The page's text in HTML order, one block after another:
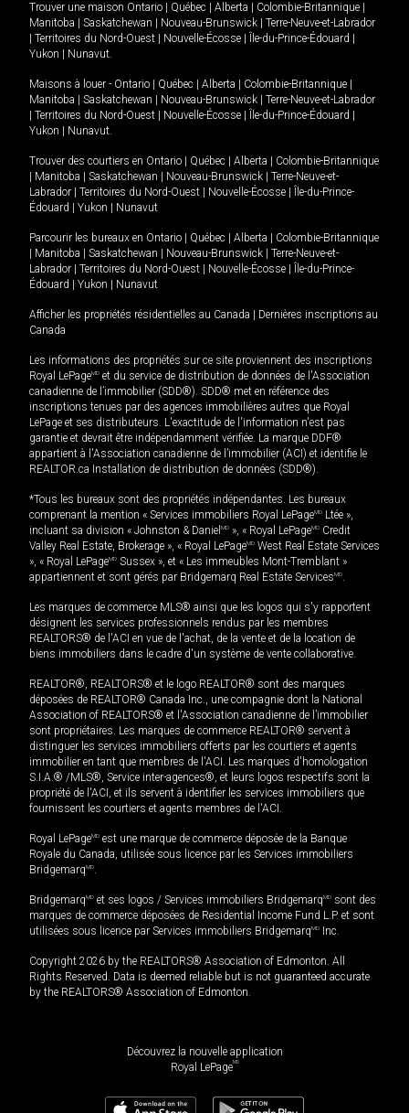
Trouver une maison Ontario Québec Alberta Colombie-Britannique
Manitoba
Saskatchewan Nouveau-Brunswick
Terre-Neuve-et-Labrador
Territoires du Nord-Ouest Nouvelle-Écosse Île-du-Prince-Édouard
Yukon
Nunavut.
Maisons à louer - Ontario Québec Alberta Colombie-Britannique
Manitoba
Saskatchewan Nouveau-Brunswick
Terre-Neuve-et-Labrador
Territoires du Nord-Ouest Nouvelle-Écosse Île-du-Prince-Édouard
Yukon
Nunavut.
Trouver des courtiers en Ontario Québec Alberta
Colombie-Britannique
Manitoba Saskatchewan Nouveau-Brunswick
Terre-Neuve-et-
Labrador
Territoires du Nord-Ouest Nouvelle-Écosse
Île-du-Prince-
Édouard
Yukon Nunavut
Parcourir les bureaux en Ontario Québec Alberta
Colombie-Britannique
Manitoba Saskatchewan Nouveau-Brunswick
Terre-Neuve-et-
Labrador
Territoires du Nord-Ouest Nouvelle-Écosse
Île-du-Prince-
Édouard
Yukon Nunavut
Afficher les propriétés résidentielles au Canada
Dernières inscriptions au
Canada
Les informations des propriétés sur ce site proviennent des inscriptions
Royal LePageMD et du service de distribution de données de l'Association
canadienne de l’immobilier (SDD®). SDD® met en référence des
inscriptions tenues par des agences immobilières autres que Royal
LePage et ses distributeurs. L'exactitude de l'information n'est pas
garantie et devrait être indépendamment vérifiée. La marque DDF®
appartient à l'Association canadienne de l’immobilier (ACI) et identifie le
REALTOR.ca Installation de distribution de données (SDD®).
*Tous les bureaux sont des propriétés indépendantes. Les bureaux
comprenant la mention « Services immobiliers Royal LePageMD Ltée »,
incluant sa division « Johnston & Daniel MD », « Royal LePageMD Credit
Valley Real Estate, Brokerage », « Royal LePageMD West Real Estate Services
», « Royal LePageMD Sussex », et « Les immeubles Mont-Tremblant »
appartiennent et sont gérés par Bridgemarq Real Estate ServicesMD.
Les marques de commerce MLS® ainsi que les logos qui s'y rapportent
désignent les services professionnels rendus par les membres
REALTORS® de l'ACI en vue de l'achat, de la vente et de la location de
biens immobiliers dans le cadre d'un système de vente collaborative.
REALTOR®, REALTORS® et le logo REALTOR® sont des marques
déposées de REALTOR® Canada Inc., une compagnie dont la National
Association of REALTORS® et l'Association canadienne de l’immobilier
sont propriétaires. Les marques de commerce REALTOR® servent à
distinguer les services immobiliers offerts par les courtiers et agents
immobilier en tant que membres de l'ACI. Les marques d'homologation
S.I.A.® /MLS®, Service inter-agences®, et leurs logos respectifs sont la
propriété de l'ACI, et ils servent à identifier les services immobiliers que
fournissent les courtiers et agents membres de l'ACI.
Royal LePageMD est une marque de commerce déposée de la Banque
Royale du Canada, utilisée sous licence par les Services immobiliers
BridgemarqMD.
BridgemarqMD et ses logos / Services immobiliers BridgemarqMD sont des
marques de commerce déposées de Residential Income Fund L.P. et sont
utilisées sous licence par Services immobiliers BridgemarqMD Inc.
Copyright 2026 by the REALTORS® Association of Edmonton. All
Rights Reserved. Data is deemed reliable but is not guaranteed accurate
by the REALTORS® Association of Edmonton.
Découvrez la nouvelle application
Royal LePageMD